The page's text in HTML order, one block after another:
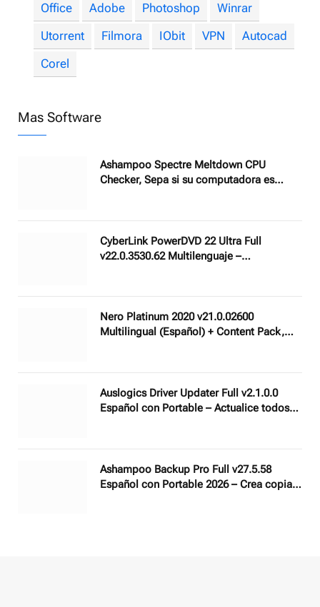
Office Adobe Photoshop
Winrar
Utorrent
Filmora IObit VPN
Autocad
Corel
Mas Software
Ashampoo Spectre Meltdown CPU
Checker, Sepa si su computadora es
CyberLink PowerDVD 22 Ultra Full
v22.0.3530.62 Multilenguaje –
Nero Platinum 2020 v21.0.02600
Multilingual (Español) + Content Pack,
Auslogics Driver Updater Full v2.1.0.0
Español con Portable – Actualice todos
Ashampoo Backup Pro Full v27.5.58
Español con Portable 2026 – Crea copias